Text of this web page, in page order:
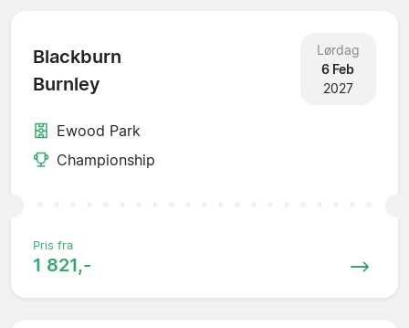
Blackburn
Burnley
Lørdag
6 Feb
2027
Ewood Park
Championship
Pris fra
1 821,-